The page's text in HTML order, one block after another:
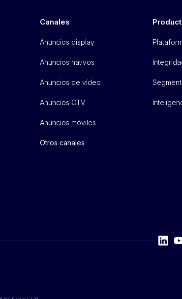
Canales
Anuncios display
Anuncios nativos
Anuncios de vídeo
Anuncios CTV
Anuncios móviles
Otros canales